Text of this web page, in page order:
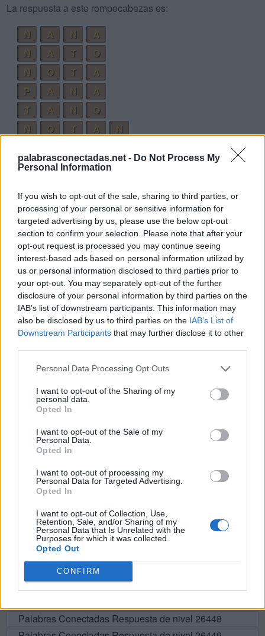
palabrasconectadas.net - Do Not Process My
Personal Information
If you wish to opt-out of the sale, sharing to third parties, or
processing of your personal or sensitive information for
targeted advertising by us, please use the below opt-out
section to confirm your selection. Please note that after your
opt-out request is processed you may continue seeing
interest-based ads based on personal information utilized by
us or personal information disclosed to third parties prior to
your opt-out. You may separately opt-out of the further
disclosure of your personal information by third parties on the
IAB’s list of downstream participants. This information may
also be disclosed by us to third parties on the IAB’s List of
Downstream Participants that may further disclose it to other
Personal Data Processing Opt Outs
I want to opt-out of the Sharing of my
personal data.
Opted In
I want to opt-out of the Sale of my
Personal Data.
Opted In
I want to opt-out of processing my
Personal Data for Targeted Advertising.
Opted In
I want to opt-out of Collection, Use,
Retention, Sale, and/or Sharing of my
Personal Data that Is Unrelated with the
Purposes for which it was collected.
Opted Out
CONFIRM
La respuesta a este rompecabezas es:
N
A N
A
N
A T
O
N
O T
A
P
A N
A
T
A N
O
N
O T A
N
A
N O T
Palabras extra:
P
A T
A
P
A T
O
T
A P
A
T
O P
A
A
N O T
A
O
P T A
N
N
O N
A
O N
A
A T
A
P T
O
P T
T A N
BUSCAR MÁS
RESPUESTAS
Por favor seleccione los niveles:
Palabras Conectadas Respuesta de nivel 26448